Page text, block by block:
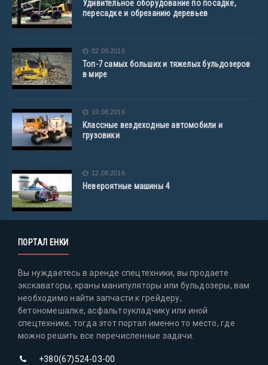
Удивительное оборудование по посадке,
пересадке и обрезанию деревьев
02.09.2016
Топ-7 самых больших и тяжелых бульдозеров
в мире
19.08.2016
Классные вездеходные автомобили и
грузовики
12.08.2016
Невероятные машины 4
ПОРТАЛ ЕНКИ
Вы нуждаетесь в аренде спецтехники, вы продаете
экскаваторы, краны манипуляторы или бульдозеры, вам
необходимо найти запчасти к грейдеру,
бетономешалке, асфальтоукладчику или иной
спецтехнике, тогда этот портал именно то место, где
можно решить все перечисленные задачи.
+380(67)524-03-00